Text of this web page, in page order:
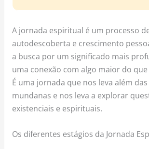
A jornada espiritual é um processo
autodescoberta e crescimento
a busca por um significado mais
uma conexão com algo maior do
É uma jornada que nos leva além
mundanas e nos leva a explorar
existenciais e espirituais.
Os diferentes estágios da Jornada